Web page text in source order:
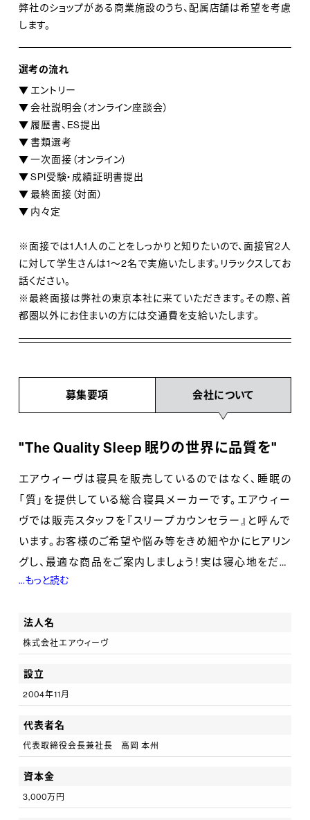
弊社のショップがある商業施設のうち、配属店舗は希望を考慮
します。
選考の流れ
▼ エントリー
▼ 会社説明会（オンライン座談会）
▼ 履歴書、ES提出
▼ 書類選考
▼ 一次面接（オンライン）
▼ SPI受験・成績証明書提出
▼ 最終面接（対面）
▼ 内々定
※面接では1人1人のことをしっかりと知りたいので、面接官2人
に対して学生さんは1～2名で実施いたします。リラックスしてお
話ください。
※最終面接は弊社の東京本社に来ていただきます。その際、首
都圏以外にお住まいの方には交通費を支給いたします。
募集要項 会社について
"The Quality Sleep 眠りの世界に品質を"
エアウィーヴは寝具を販売しているのではなく、睡眠の
「質」を提供している総合寝具メーカーです。エアウィー
ヴでは販売スタッフを『スリープカウンセラー』と呼んで
います。お客様のご希望や悩み等をきめ細やかにヒアリン
グし、最適な商品をご案内しましょう！実は寝心地をだけ
ではなく科学的データに基づいた提案もしておりま
体にあった硬さのカスタマイズを提案します。
■ステップアップ
複数店舗を管轄しながら店舗のサポートと商業施設との
リレーション構築を行うエリアマネージャーや、新人トレ
ーニングやSCの販売レベル向上のための教育研修を行
うトレーナーなど営業部門として、会社の売上アップにつ
ながる組織づくりや現場のマネジメント業務を行います。
■充実した研修制度
...もっと読む
法人名
株式会社エアウィーヴ
設立
2004年11月
代表者名
代表取締役会長兼社長 高岡 本州
資本金
3,000万円